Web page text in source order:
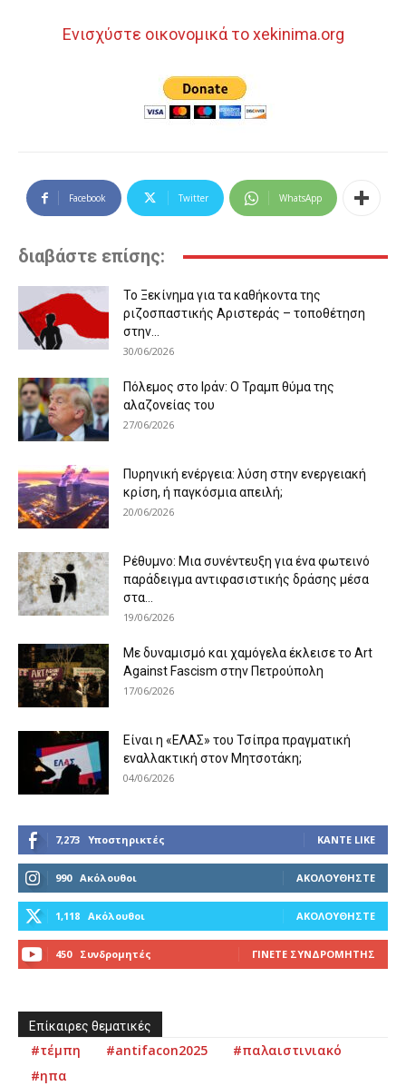
Ενισχύστε οικονομικά το xekinima.org
Facebook Twitter WhatsApp
διαβάστε επίσης:
Το Ξεκίνημα για τα καθήκοντα της
ριζοσπαστικής Αριστεράς – τοποθέτηση
στην...
30/06/2026
Πόλεμος στο Ιράν: Ο Τραμπ θύμα της
αλαζονείας του
27/06/2026
Πυρηνική ενέργεια: λύση στην ενεργειακή
κρίση, ή παγκόσμια απειλή;
20/06/2026
Ρέθυμνο: Μια συνέντευξη για ένα φωτεινό
παράδειγμα αντιφασιστικής δράσης μέσα
στα...
19/06/2026
Με δυναμισμό και χαμόγελα έκλεισε το Art
Against Fascism στην Πετρούπολη
17/06/2026
Είναι η «ΕΛΑΣ» του Τσίπρα πραγματική
εναλλακτική στον Μητσοτάκη;
04/06/2026
7,273 Υποστηρικτές ΚΆΝΤΕ LIKE
990 Ακόλουθοι ΑΚΟΛΟΥΘΉΣΤΕ
1,118 Ακόλουθοι ΑΚΟΛΟΥΘΉΣΤΕ
450 Συνδρομητές ΓΊΝΕΤΕ ΣΥΝΔΡΟΜΗΤΉΣ
Επίκαιρες θεματικές
#τέμπη #antifacon2025
#παλαιστινιακό
#ηπα